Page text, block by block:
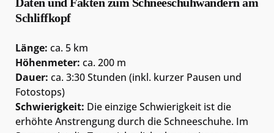
Schliffkopf
Länge: ca. 5 km
Höhenmeter: ca. 200 m
Dauer: ca. 3:30 Stunden (inkl. kurzer Pausen und
Fotostops)
Schwierigkeit: Die einzige Schwierigkeit ist die
erhöhte Anstrengung durch die Schneeschuhe. Im